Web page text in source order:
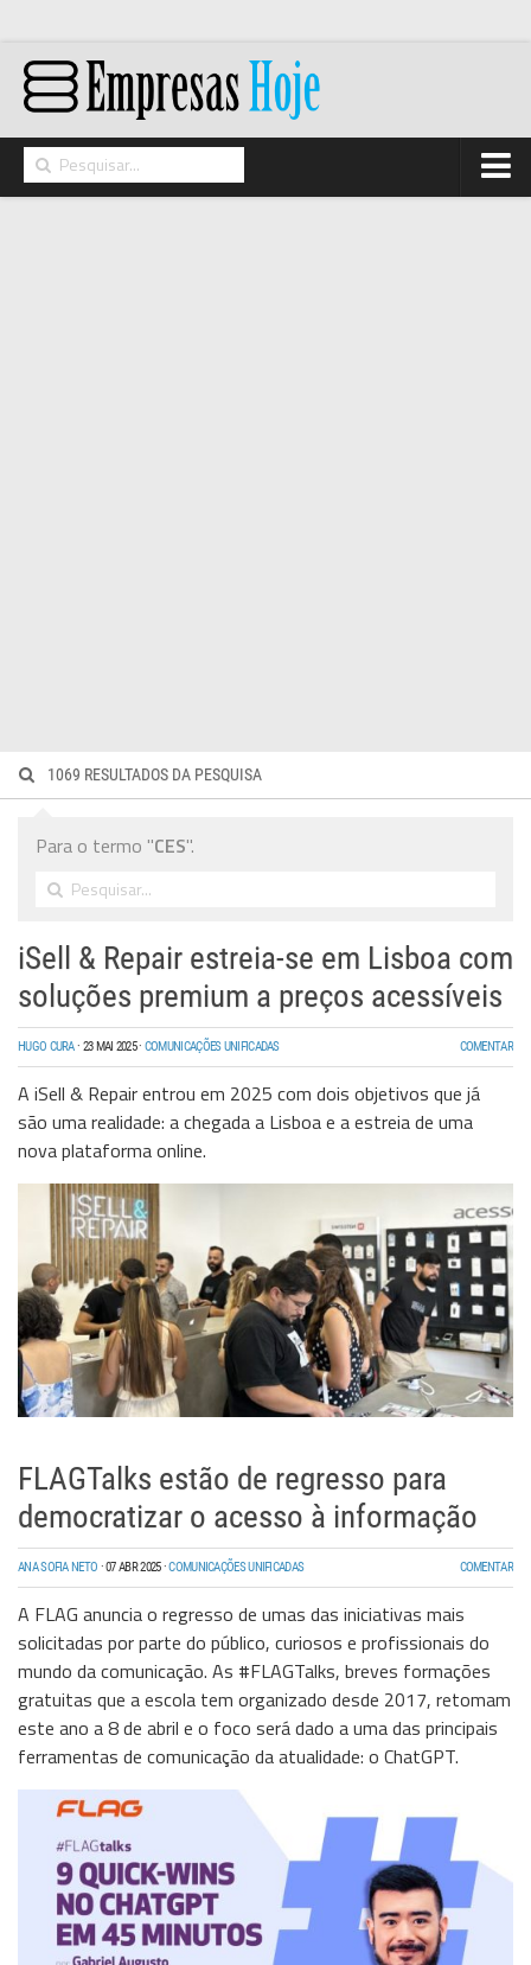
1069 RESULTADOS DA PESQUISA
Para o termo "CES".
iSell & Repair estreia-se em Lisboa com
soluções premium a preços acessíveis
HUGO CURA· 23 MAI 2025· COMUNICAÇÕES UNIFICADAS COMENTAR
A iSell & Repair entrou em 2025 com dois objetivos que já
são uma realidade: a chegada a Lisboa e a estreia de uma
nova plataforma online.
FLAGTalks estão de regresso para
democratizar o acesso à informação
ANA SOFIA NETO ·07 ABR 2025·COMUNICAÇÕES UNIFICADAS COMENTAR
A FLAG anuncia o regresso de umas das iniciativas mais
solicitadas por parte do público, curiosos e profissionais do
mundo da comunicação. As #FLAGTalks, breves formações
gratuitas que a escola tem organizado desde 2017, retomam
este ano a 8 de abril e o foco será dado a uma das principais
ferramentas de comunicação da atualidade: o ChatGPT.